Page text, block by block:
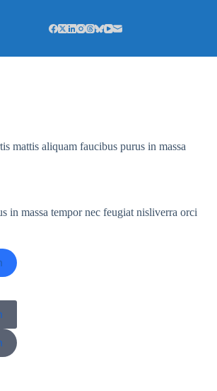
mattis aliquam faucibus purus in massa
in massa tempor nec feugiat nisliverra orci